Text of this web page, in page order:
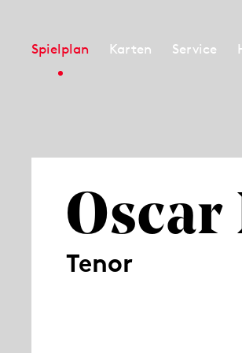
Spielplan Karten Service
Oscar
Tenor